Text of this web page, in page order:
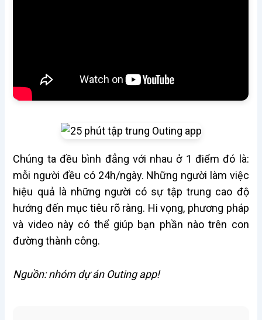
Chúng ta đều bình đẳng với nhau ở 1 điểm đó là:
mỗi người đều có 24h/ngày. Những người làm việc
hiệu quả là những người có sự tập trung cao độ
hướng đến mục tiêu rõ ràng. Hi vọng, phương pháp
và video này có thể giúp bạn phần nào trên con
đường thành công.
Nguồn: nhóm dự án Outing app!